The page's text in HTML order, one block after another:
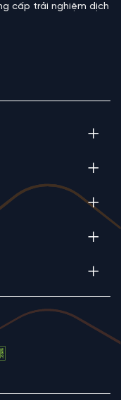
cấp trải nghiệm dịch